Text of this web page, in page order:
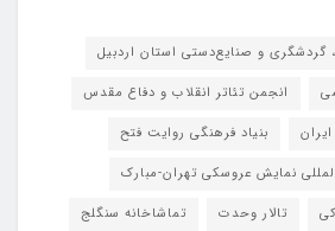
گردشگری و صنایع‌دستی استان اردبیل
انجمن تئاتر انقلاب و دفاع مقدس
بنیاد فرهنگی روایت فتح
نمایش عروسکی تهران-مبارک
تالار وحدت
تماشاخانه سنگلج